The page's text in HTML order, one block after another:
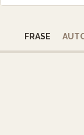
FRASE